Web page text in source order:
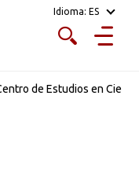
Idioma: ES
de Estudios en